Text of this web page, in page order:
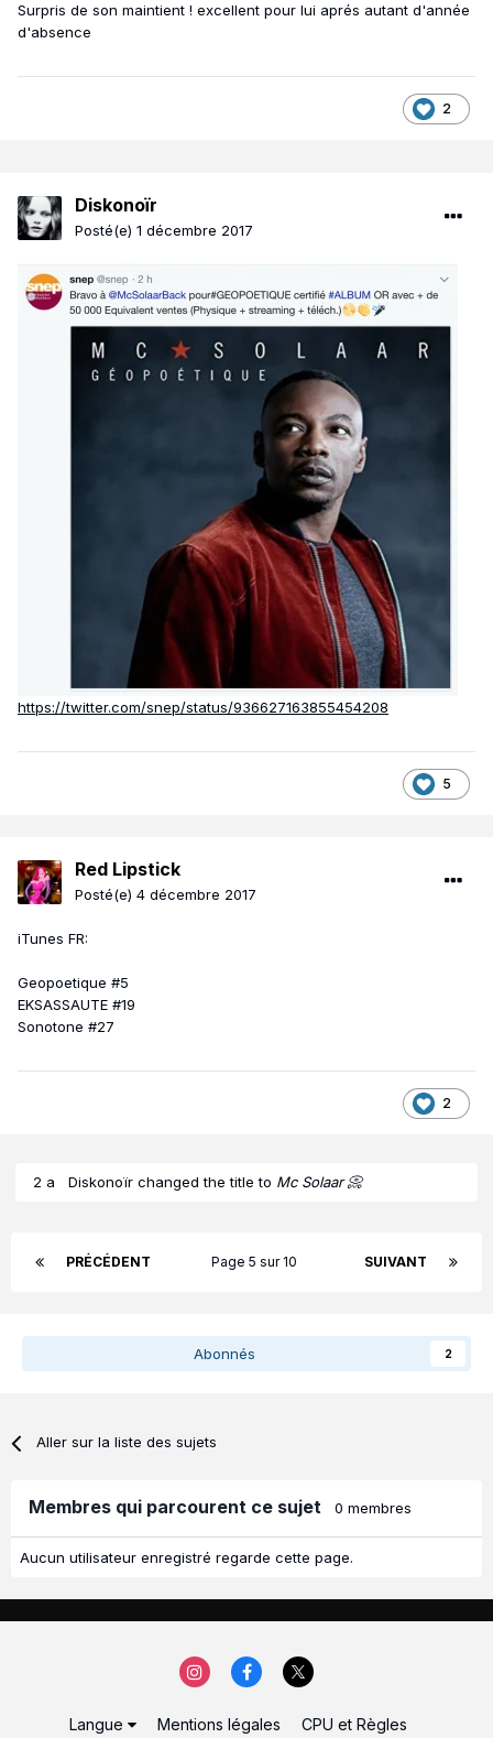
Surpris de son maintient ! excellent pour lui aprés autant d'année
d'absence
2
Diskonoïr
Posté(e) 1 décembre 2017
https://twitter.com/snep/status/936627163855454208
5
Red Lipstick
Posté(e) 4 décembre 2017
iTunes FR:
Geopoetique #5
EKSASSAUTE #19
Sonotone #27
2
2 a Diskonoïr changed the title to Mc Solaar 📀
PRÉCÉDENT SUIVANT
Page 5 sur 10
Abonnés 2
Aller sur la liste des sujets
Membres qui parcourent ce sujet 0 membres
Aucun utilisateur enregistré regarde cette page.
Langue Mentions légales
CPU et Règles